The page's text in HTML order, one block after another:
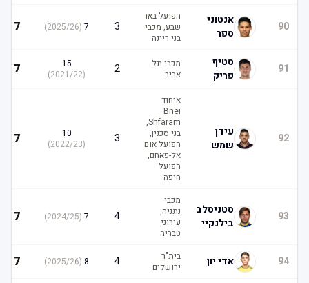
90
אנטוני
ספר
הפועל באר
שבע, מכבי
בני ריינה
2025/26
)
17
91
סטיף
פריק
מכבי תל
אביב
15
2021/22
)
17
92
עידן
שמש
איחוד
Bnei
Shfaram,
בני סכנין,
הפועל אום
אל-פאחם,
הפועל
חיפה
10
2022/23
)
17
93
סטניסלב
בילנקיי
מכבי
נתניה,
עירוני
טבריה
2024/25
)
17
94 אדי יון
בית"ר
ירושלים
2025/26
)
17